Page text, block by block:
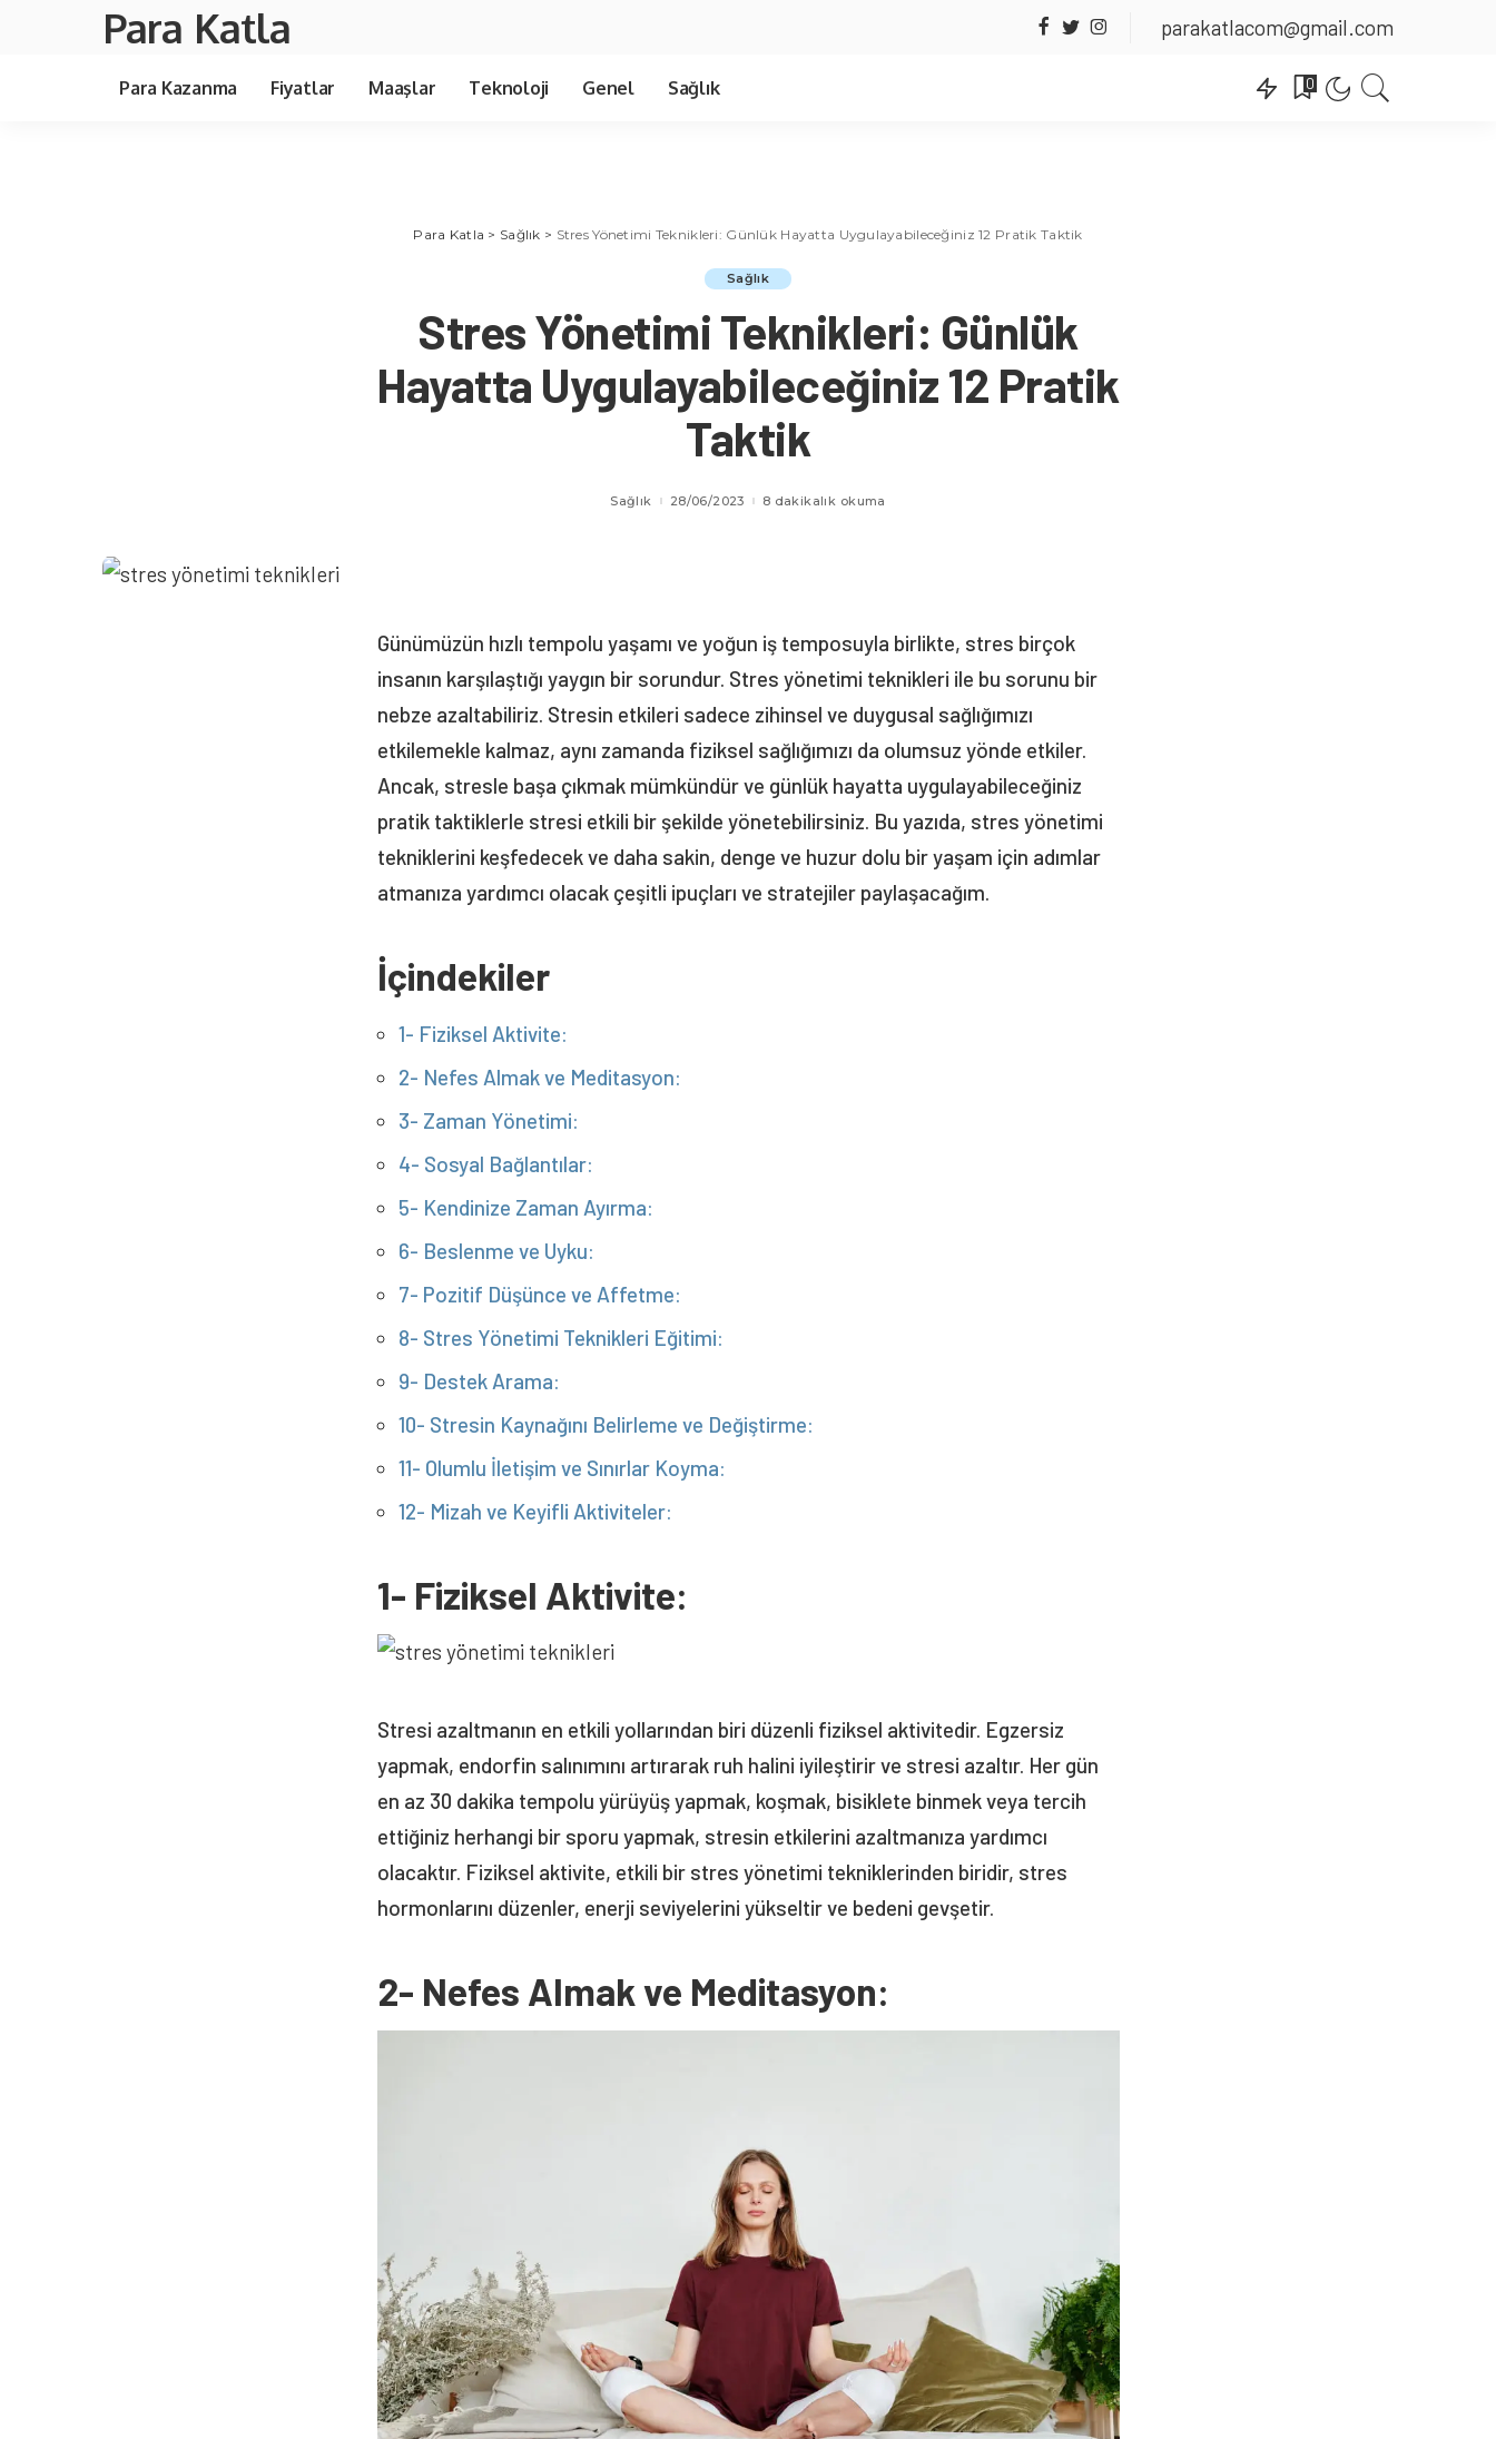
Para Katla parakatlacom@gmail.com
Para Kazanma Fiyatlar Maaşlar Teknoloji Genel Sağlık 0
Para Katla > Sağlık > Stres Yönetimi Teknikleri: Günlük Hayatta Uygulayabileceğiniz 12 Pratik Taktik
Sağlık
Stres Yönetimi Teknikleri: Günlük
Hayatta Uygulayabileceğiniz 12 Pratik
Taktik
Sağlık 28/06/2023 8 dakikalık okuma
Günümüzün hızlı tempolu yaşamı ve yoğun iş temposuyla birlikte, stres birçok
insanın karşılaştığı yaygın bir sorundur. Stres yönetimi teknikleri ile bu sorunu bir
nebze azaltabiliriz. Stresin etkileri sadece zihinsel ve duygusal sağlığımızı
etkilemekle kalmaz, aynı zamanda fiziksel sağlığımızı da olumsuz yönde etkiler.
Ancak, stresle başa çıkmak mümkündür ve günlük hayatta uygulayabileceğiniz
pratik taktiklerle stresi etkili bir şekilde yönetebilirsiniz. Bu yazıda, stres yönetimi
tekniklerini keşfedecek ve daha sakin, denge ve huzur dolu bir yaşam için adımlar
atmanıza yardımcı olacak çeşitli ipuçları ve stratejiler paylaşacağım.
İçindekiler
1- Fiziksel Aktivite:
2- Nefes Almak ve Meditasyon:
3- Zaman Yönetimi:
4- Sosyal Bağlantılar:
5- Kendinize Zaman Ayırma:
6- Beslenme ve Uyku:
7- Pozitif Düşünce ve Affetme:
8- Stres Yönetimi Teknikleri Eğitimi:
9- Destek Arama:
10- Stresin Kaynağını Belirleme ve Değiştirme:
11- Olumlu İletişim ve Sınırlar Koyma:
12- Mizah ve Keyifli Aktiviteler:
1- Fiziksel Aktivite:
Stresi azaltmanın en etkili yollarından biri düzenli fiziksel aktivitedir. Egzersiz
yapmak, endorfin salınımını artırarak ruh halini iyileştirir ve stresi azaltır. Her gün
en az 30 dakika tempolu yürüyüş yapmak, koşmak, bisiklete binmek veya tercih
ettiğiniz herhangi bir sporu yapmak, stresin etkilerini azaltmanıza yardımcı
olacaktır. Fiziksel aktivite, etkili bir stres yönetimi tekniklerinden biridir, stres
hormonlarını düzenler, enerji seviyelerini yükseltir ve bedeni gevşetir.
2- Nefes Almak ve Meditasyon: